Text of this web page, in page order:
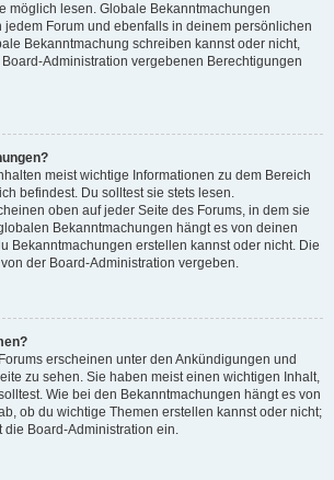
möglich lesen. Globale Bekanntmachungen
Forum und ebenfalls in deinem persönlichen
Bekanntmachung schreiben kannst oder nicht,
Administration vergebenen Berechtigungen
meist wichtige Informationen zu dem Bereich
befindest. Du solltest sie stets lesen.
oben auf jeder Seite des Forums, in dem sie
Bekanntmachungen hängt es von deinen
Bekanntmachungen erstellen kannst oder nicht. Die
der Board-Administration vergeben.
erscheinen unter den Ankündigungen und
zu sehen. Sie haben meist einen wichtigen Inhalt,
Wie bei den Bekanntmachungen hängt es von
ob du wichtige Themen erstellen kannst oder nicht;
Board-Administration ein.